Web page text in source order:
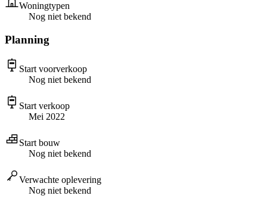
Woningtypen
Nog niet bekend
Planning
Start voorverkoop
Nog niet bekend
Start verkoop
Mei 2022
Start bouw
Nog niet bekend
Verwachte oplevering
Nog niet bekend